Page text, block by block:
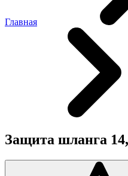
Главная
Защита шланга